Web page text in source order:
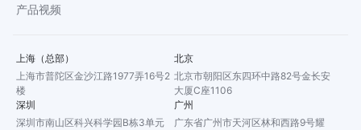
产品视频
上海（总部）
上海市普陀区金沙江路1977弄16号2
楼
北京
北京市朝阳区东四环中路82号金长安
大厦C座1106
深圳
深圳市南山区科兴科学园B栋3单元
广州
广东省广州市天河区林和西路9号耀